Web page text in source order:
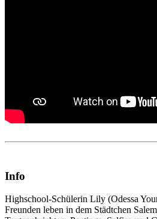
Info
Highschool-Schülerin Lily (Odessa
Freunden leben in dem Städtchen